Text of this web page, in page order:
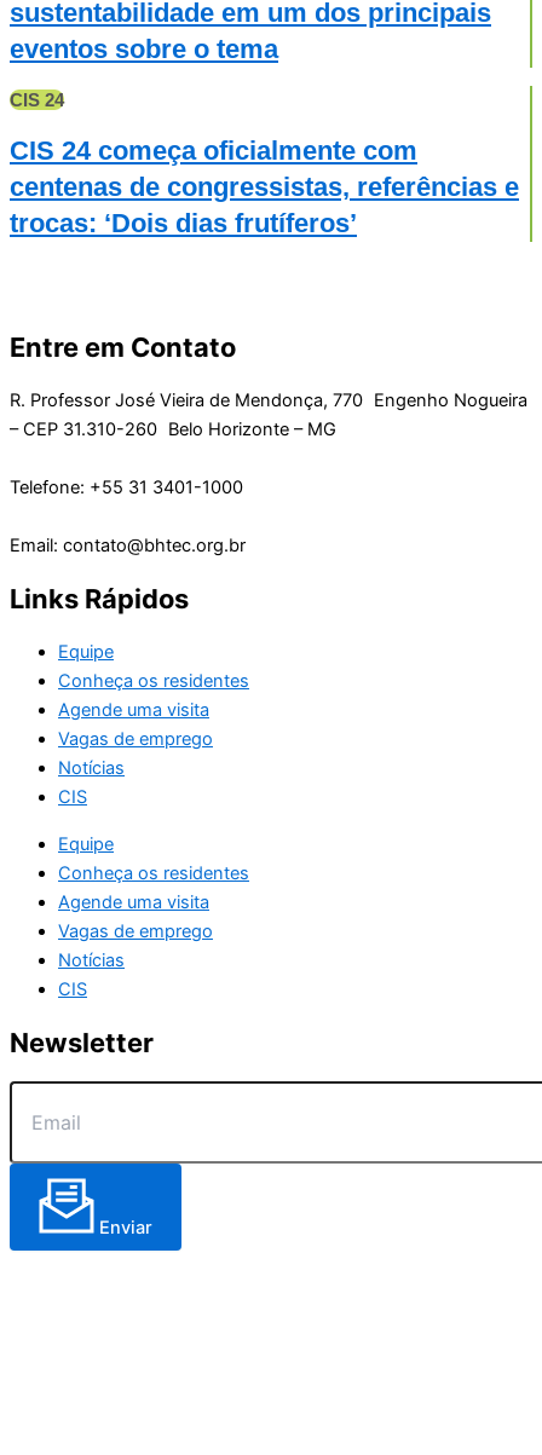
sustentabilidade em um dos principais
eventos sobre o tema
CIS 24
CIS 24 começa oficialmente com
centenas de congressistas, referências e
trocas: ‘Dois dias frutíferos’
Entre em Contato
R. Professor José Vieira de Mendonça, 770 Engenho Nogueira
– CEP 31.310-260 Belo Horizonte – MG
Telefone: +55 31 3401-1000
Email: contato@bhtec.org.br
Links Rápidos
Equipe
Conheça os residentes
Agende uma visita
Vagas de emprego
Notícias
CIS
Equipe
Conheça os residentes
Agende uma visita
Vagas de emprego
Notícias
CIS
Newsletter
Enviar